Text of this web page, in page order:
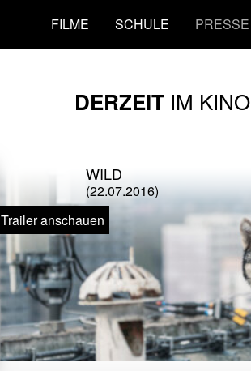
FILME SCHULE PRESSE
DERZEITIM KINO
WILD
(22.07.2016)
Trailer anschauen